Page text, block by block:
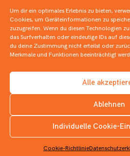
Um dir ein optimales Erlebnis zu bieten,
Cookies, um Geräteinformationen zu
zuzugreifen. Wenn du diesen Technologien
das Surfverhalten oder eindeutige IDs auf
du deine Zustimmung nicht erteilst oder
Merkmale und Funktionen beeinträchtigt
Alle
Ablehnen
Individuelle Cookie-
Cookie-Richtlinie
INSTAGRAM
Rote Luftballons
Garantiert